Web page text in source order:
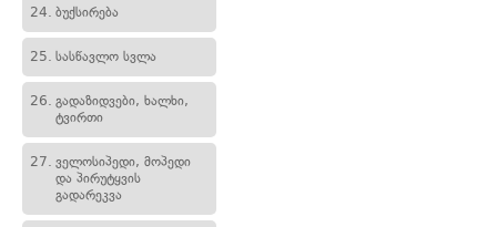
24. ბუქსირება
25. სასწავლო სვლა
26. გადაზიდვები, ხალხი,
ტვირთი
27. ველოსიპედი, მოპედი
და პირუტყვის
გადარეკვა